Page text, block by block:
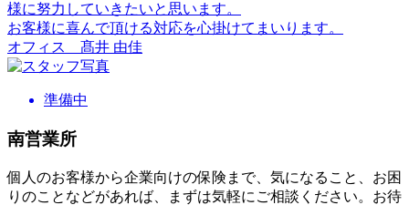
様に努力していきたいと思います。
お客様に喜んで頂ける対応を心掛けてまいります。
オフィス
髙井 由佳
準備中
南営業所
個⼈のお客様から企業向けの保険まで、気になること、お困
りのことなどがあれば、まずは気軽にご相談ください。お待